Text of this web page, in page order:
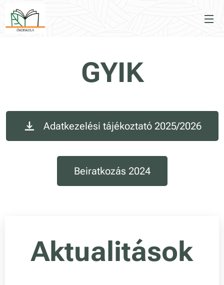
GYIK
Adatkezelési tájékoztató 2025/2026
Beiratkozás 2024
Aktualitások